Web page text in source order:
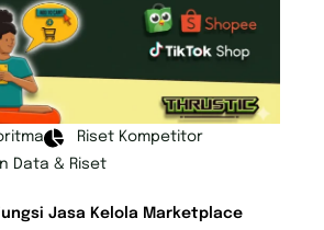
Riset Kompetitor
Data & Riset
Jasa Kelola Marketplace